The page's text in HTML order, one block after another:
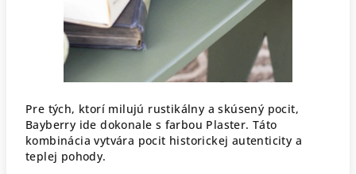
Pre tých, ktorí milujú rustikálny a skúsený pocit,
Bayberry ide dokonale s farbou Plaster. Táto
kombinácia vytvára pocit historickej autenticity a
teplej pohody.